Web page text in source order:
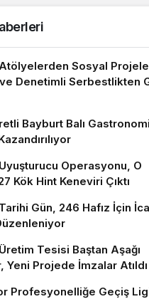
Sosyal
Denetimli Serbestlikten
Bayburt Balı Gastronomi
Operasyonu, O
Kök Hint Keneviri Çıktı
Gün, 246 Hafız İçin
Tesisi Baştan Aşağı
Yeni Projede İmzalar Atıldı
Profesyonelliğe Geçiş